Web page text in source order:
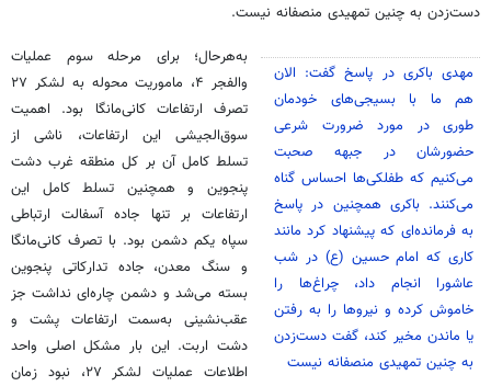
دست‌زدن به چنین تمهیدی منصفانه نیست.
مهدی باکری در پاسخ گفت: الان
هم ما با بسیجی‌های خودمان
طوری در مورد ضرورت شرعی
حضورشان در جبهه صحبت
می‌کنیم که طفلکی‌ها احساس گناه
می‌کنند. باکری همچنین در پاسخ
به فرمانده‌ای که پیشنهاد کرد مانند
کاری که امام حسین (ع) در شب
عاشورا انجام داد، چراغ‌ها را
خاموش کرده و نیروها را به رفتن
یا ماندن مخیر کند، گفت دست‌زدن
به چنین تمهیدی منصفانه نیست
به‌هرحال؛ برای مرحله سوم عملیات
والفجر ۴، ماموریت محوله به لشکر ۲۷
تصرف ارتفاعات کانی‌مانگا بود. اهمیت
سوق‌الجیشی این ارتفاعات، ناشی از
تسلط کامل آن بر کل منطقه غرب دشت
پنجوین و همچنین تسلط کامل این
ارتفاعات بر تنها جاده آسفالت ارتباطی
سپاه یکم دشمن بود. با تصرف کانی‌مانگا
و سنگ معدن، جاده تدارکاتی پنجوین
بسته می‌شد و دشمن چاره‌ای نداشت جز
عقب‌نشینی به‌سمت ارتفاعات پشت و
دشت اربت. این بار مشکل اصلی واحد
اطلاعات عملیات لشکر ۲۷، نبود زمان